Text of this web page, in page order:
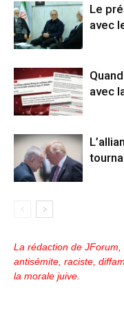
Le
avec
avec
La rédaction de
antisémite, raciste,
la morale juive.